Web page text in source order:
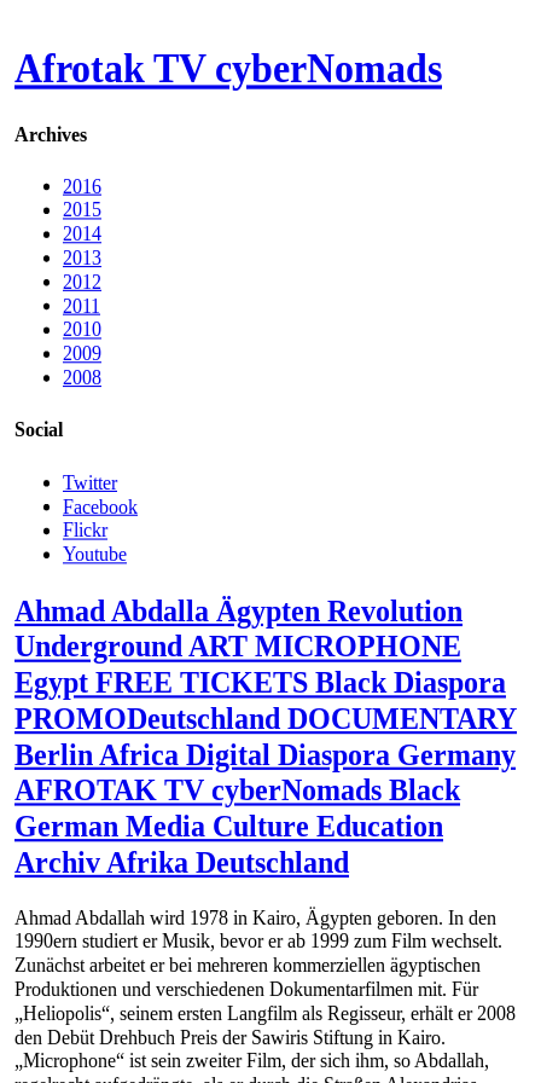
Afrotak TV cyberNomads
Archives
2016
2015
2014
2013
2012
2011
2010
2009
2008
Social
Twitter
Facebook
Flickr
Youtube
Ahmad Abdalla Ägypten Revolution
Underground ART MICROPHONE
Egypt FREE TICKETS Black Diaspora
PROMODeutschland DOCUMENTARY
Berlin Africa Digital Diaspora Germany
AFROTAK TV cyberNomads Black
German Media Culture Education
Archiv Afrika Deutschland
Ahmad Abdallah wird 1978 in Kairo, Ägypten geboren. In den
1990ern studiert er Musik, bevor er ab 1999 zum Film wechselt.
Zunächst arbeitet er bei mehreren kommerziellen ägyptischen
Produktionen und verschiedenen Dokumentarfilmen mit. Für
„Heliopolis“, seinem ersten Langfilm als Regisseur, erhält er 2008
den Debüt Drehbuch Preis der Sawiris Stiftung in Kairo.
„Microphone“ ist sein zweiter Film, der sich ihm, so Abdallah,